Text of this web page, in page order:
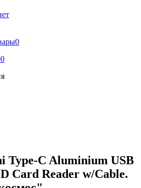
0
Type-C Aluminium USB
Card Reader w/Cable.